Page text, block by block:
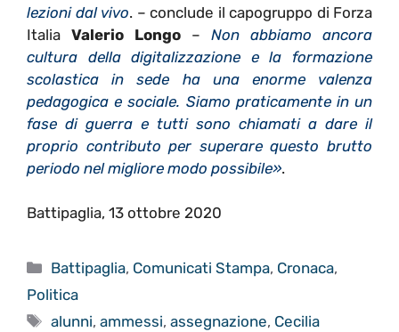
lezioni dal vivo. – conclude il capogruppo di Forza
Italia Valerio Longo – Non abbiamo ancora
cultura della digitalizzazione e la formazione
scolastica in sede ha una enorme valenza
pedagogica e sociale. Siamo praticamente in un
fase di guerra e tutti sono chiamati a dare il
proprio contributo per superare questo brutto
periodo nel migliore modo possibile».
Battipaglia, 13 ottobre 2020
Categorie
Battipaglia, Comunicati Stampa, Cronaca,
Politica
Tag
alunni,ammessi,assegnazione, Cecilia